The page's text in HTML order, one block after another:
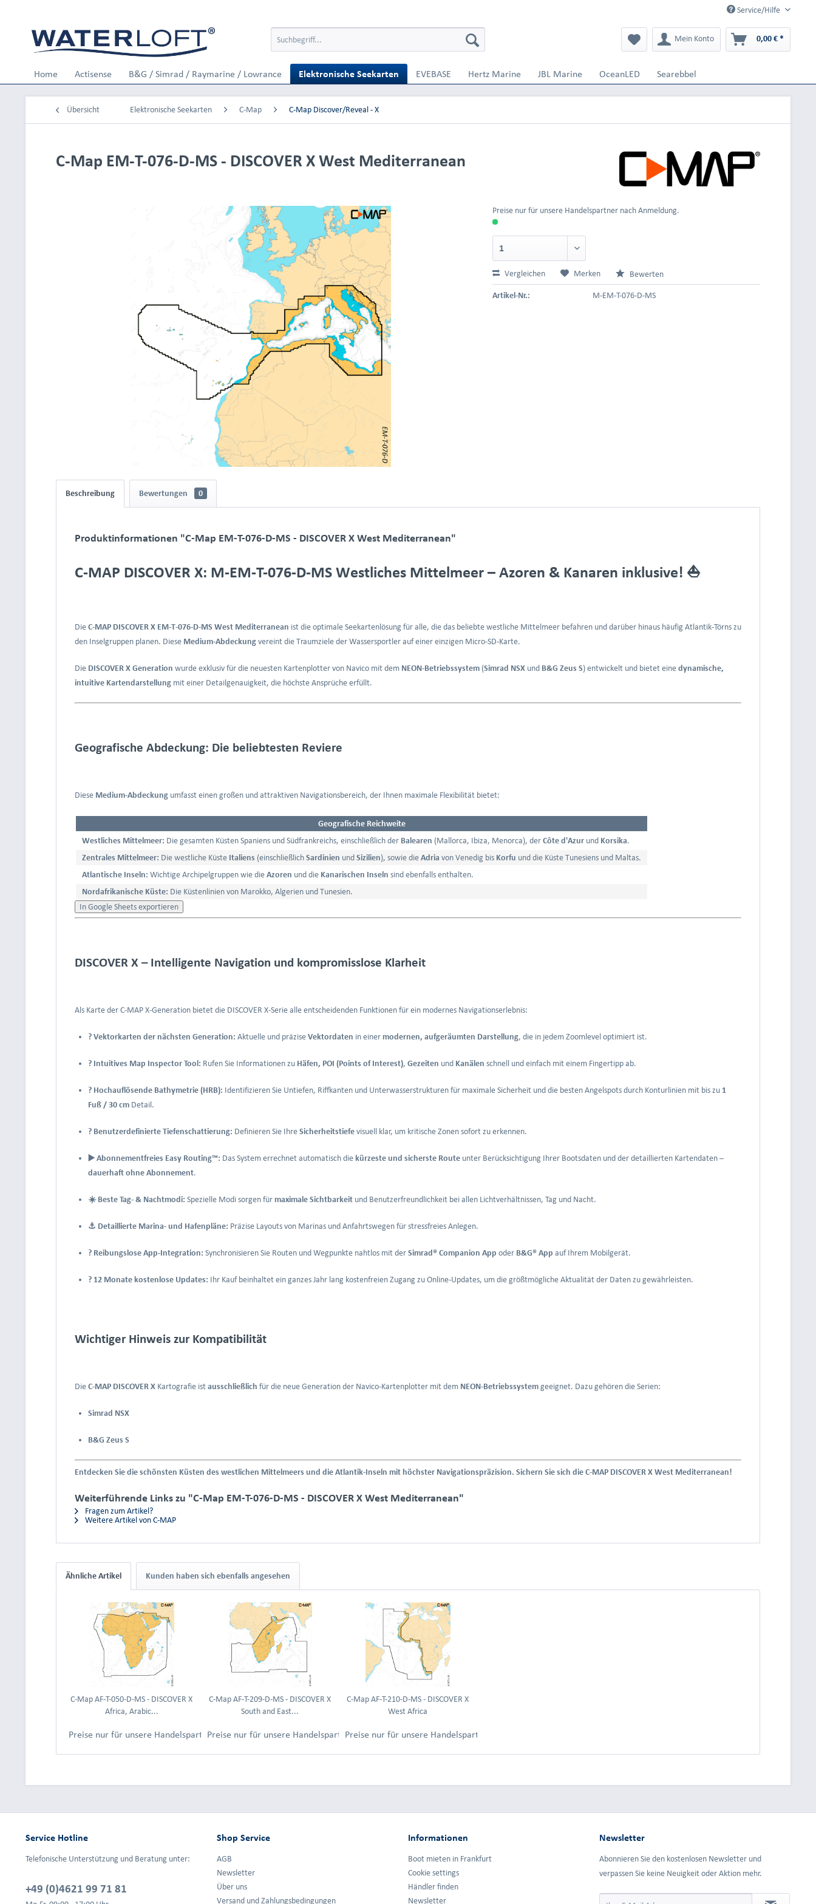
Service/Hilfe
Mein Konto 0,00 € *
Home Actisense B&G / Simrad / Raymarine / Lowrance Elektronische Seekarten EVEBASE Hertz Marine JBL Marine OceanLED Searebbel
Übersicht Elektronische Seekarten C-Map C-Map Discover/Reveal - X
C-Map EM-T-076-D-MS - DISCOVER X West Mediterranean
Preise nur für unsere Handelspartner nach Anmeldung.
Vergleichen Merken Bewerten
Artikel-Nr.: M-EM-T-076-D-MS
Beschreibung Bewertungen 0
Produktinformationen "C-Map EM-T-076-D-MS - DISCOVER X West Mediterranean"
C-MAP DISCOVER X: M-EM-T-076-D-MS Westliches Mittelmeer – Azoren & Kanaren inklusive! ⛵
Die C-MAP DISCOVER X EM-T-076-D-MS West Mediterranean ist die optimale Seekartenlösung für alle, die das beliebte westliche Mittelmeer befahren und darüber hinaus häufig Atlantik-Törns zu
den Inselgruppen planen. Diese Medium-Abdeckung vereint die Traumziele der Wassersportler auf einer einzigen Micro-SD-Karte.
Die DISCOVER X Generation wurde exklusiv für die neuesten Kartenplotter von Navico mit dem NEON-Betriebssystem (Simrad NSX und B&G Zeus S) entwickelt und bietet eine dynamische,
intuitive Kartendarstellung mit einer Detailgenauigkeit, die höchste Ansprüche erfüllt.
Geografische Abdeckung: Die beliebtesten Reviere
Diese Medium-Abdeckung umfasst einen großen und attraktiven Navigationsbereich, der Ihnen maximale Flexibilität bietet:
Geografische Reichweite
Westliches Mittelmeer: Die gesamten Küsten Spaniens und Südfrankreichs, einschließlich der Balearen (Mallorca, Ibiza, Menorca), der Côte d'Azur und Korsika.
Zentrales Mittelmeer: Die westliche Küste Italiens (einschließlich Sardinien und Sizilien), sowie die Adria von Venedig bis Korfu und die Küste Tunesiens und Maltas.
Atlantische Inseln: Wichtige Archipelgruppen wie die Azoren und die Kanarischen Inseln sind ebenfalls enthalten.
Nordafrikanische Küste: Die Küstenlinien von Marokko, Algerien und Tunesien.
In Google Sheets exportieren
DISCOVER X – Intelligente Navigation und kompromisslose Klarheit
Als Karte der C-MAP X-Generation bietet die DISCOVER X-Serie alle entscheidenden Funktionen für ein modernes Navigationserlebnis:
?️ Vektorkarten der nächsten Generation: Aktuelle und präzise Vektordaten in einer modernen, aufgeräumten Darstellung, die in jedem Zoomlevel optimiert ist.
?️ Intuitives Map Inspector Tool: Rufen Sie Informationen zu Häfen, POI (Points of Interest), Gezeiten und Kanälen schnell und einfach mit einem Fingertipp ab.
? Hochauflösende Bathymetrie (HRB): Identifizieren Sie Untiefen, Riffkanten und Unterwasserstrukturen für maximale Sicherheit und die besten Angelspots durch Konturlinien mit bis zu 1
Fuß / 30 cm Detail.
? Benutzerdefinierte Tiefenschattierung: Definieren Sie Ihre Sicherheitstiefe visuell klar, um kritische Zonen sofort zu erkennen.
▶️ Abonnementfreies Easy Routing™: Das System errechnet automatisch die kürzeste und sicherste Route unter Berücksichtigung Ihrer Bootsdaten und der detaillierten Kartendaten –
dauerhaft ohne Abonnement.
☀️ Beste Tag- & Nachtmodi: Spezielle Modi sorgen für maximale Sichtbarkeit und Benutzerfreundlichkeit bei allen Lichtverhältnissen, Tag und Nacht.
⚓ Detaillierte Marina- und Hafenpläne: Präzise Layouts von Marinas und Anfahrtswegen für stressfreies Anlegen.
? Reibungslose App-Integration: Synchronisieren Sie Routen und Wegpunkte nahtlos mit der Simrad® Companion App oder B&G® App auf Ihrem Mobilgerät.
? 12 Monate kostenlose Updates: Ihr Kauf beinhaltet ein ganzes Jahr lang kostenfreien Zugang zu Online-Updates, um die größtmögliche Aktualität der Daten zu gewährleisten.
Wichtiger Hinweis zur Kompatibilität
Die C-MAP DISCOVER X Kartografie ist ausschließlich für die neue Generation der Navico-Kartenplotter mit dem NEON-Betriebssystem geeignet. Dazu gehören die Serien:
Simrad NSX
B&G Zeus S
Entdecken Sie die schönsten Küsten des westlichen Mittelmeers und die Atlantik-Inseln mit höchster Navigationspräzision. Sichern Sie sich die C-MAP DISCOVER X West Mediterranean!
Weiterführende Links zu "C-Map EM-T-076-D-MS - DISCOVER X West Mediterranean"
Fragen zum Artikel?
Weitere Artikel von C-MAP
Ähnliche Artikel Kunden haben sich ebenfalls angesehen
C-Map AF-T-050-D-MS - DISCOVER X
Africa, Arabic...
Preise nur für unsere Handelspartner nach Anmeldung.
C-Map AF-T-209-D-MS - DISCOVER X
South and East...
Preise nur für unsere Handelspartner nach Anmeldung.
C-Map AF-T-210-D-MS - DISCOVER X
West Africa
Preise nur für unsere Handelspartner nach Anmeldung.
Service Hotline
Telefonische Unterstützung und Beratung unter:
+49 (0)4621 99 71 81
Shop Service
AGB
Newsletter
Über uns
Versand und Zahlungsbedingungen
Informationen
Boot mieten in Frankfurt
Cookie settings
Händler finden
Newsletter
Newsletter
Abonnieren Sie den kostenlosen Newsletter und
verpassen Sie keine Neuigkeit oder Aktion mehr.